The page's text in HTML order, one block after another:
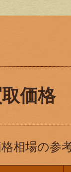
価格
相場の参